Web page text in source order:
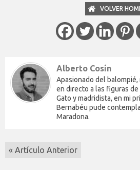
VOLVER
Alberto Cosín
Apasionado del
en directo a las figuras de
Gato y madridista, en mi
Bernabéu pude
Maradona.
« Artículo Anterior